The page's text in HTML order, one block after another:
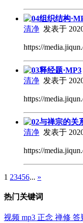
04组织结构
清净 发表于
https://
03释经题·MP3
清净 发表于
https://
02与禅宗的关
清净 发表于
https://
1 23456... »
热门关键词
视频 mp3 正念 禅修 答